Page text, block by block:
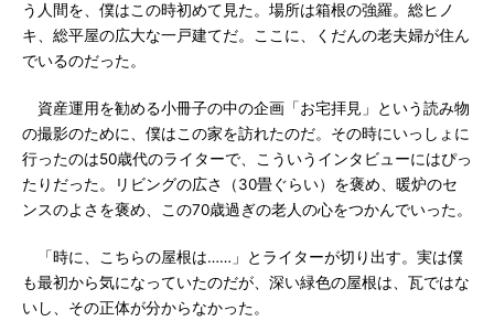
う人間を、僕はこの時初めて見た。場所は箱根の強羅。総ヒノ
キ、総平屋の広大な一戸建てだ。ここに、くだんの老夫婦が住ん
でいるのだった。
資産運用を勧める小冊子の中の企画「お宅拝見」という読み物
の撮影のために、僕はこの家を訪れたのだ。その時にいっしょに
行ったのは50歳代のライターで、こういうインタビューにはぴっ
たりだった。リビングの広さ（30畳ぐらい）を褒め、暖炉のセ
ンスのよさを褒め、この70歳過ぎの老人の心をつかんでいった。
「時に、こちらの屋根は……」とライターが切り出す。実は僕
も最初から気になっていたのだが、深い緑色の屋根は、瓦ではな
いし、その正体が分からなかった。